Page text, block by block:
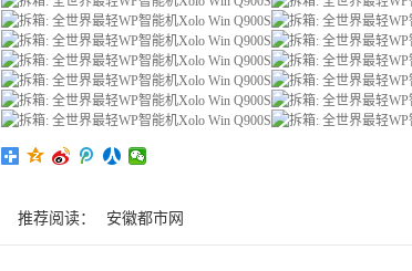
推荐阅读： 安徽都市网